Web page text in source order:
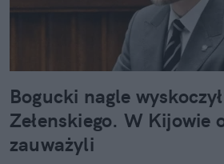
Bogucki nagle
Zełenskiego. W Kijowie
zauważyli